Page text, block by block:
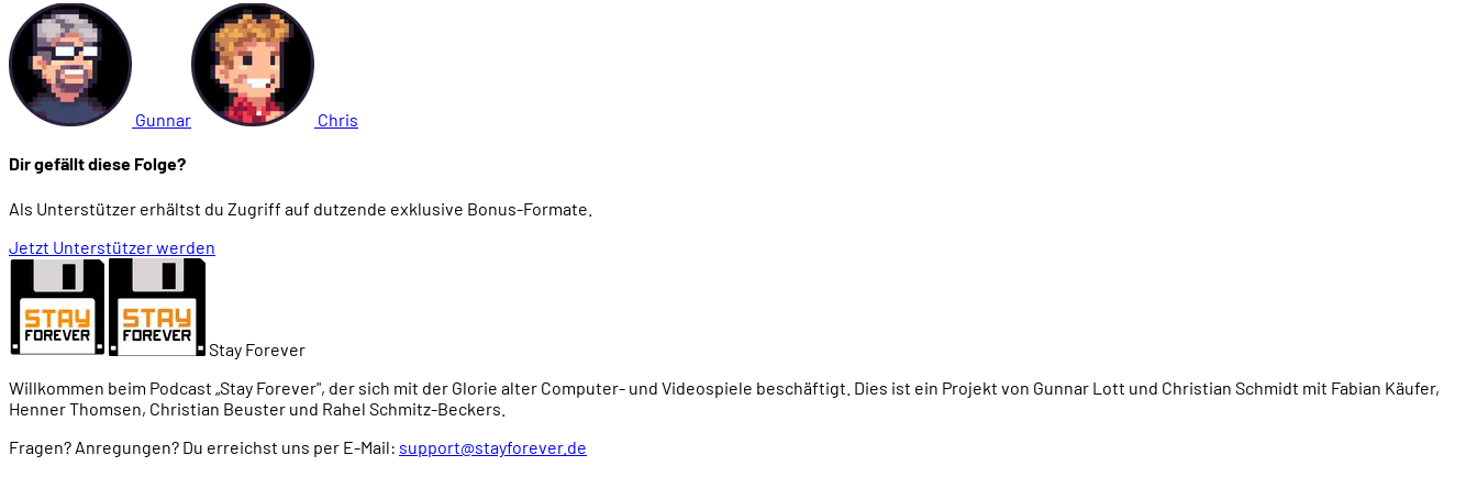
Gunnar Chris
Dir gefällt diese Folge?
Als Unterstützer erhältst du Zugriff auf dutzende exklusive Bonus-Formate.
Jetzt Unterstützer werden
Stay Forever
Willkommen beim Podcast „Stay Forever", der sich mit der Glorie alter Computer- und Videospiele beschäftigt. Dies ist ein Projekt von Gunnar Lott und Christian Schmidt mit Fabian Käufer,
Henner Thomsen, Christian Beuster und Rahel Schmitz-Beckers.
Fragen? Anregungen? Du erreichst uns per E-Mail: support@stayforever.de